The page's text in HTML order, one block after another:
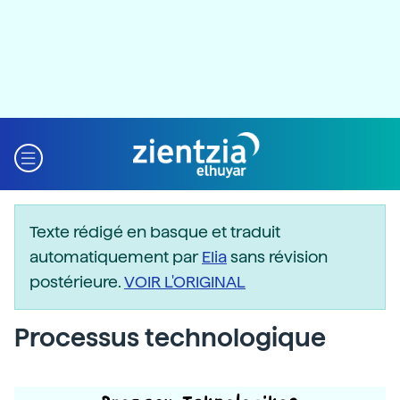
Texte rédigé en basque et traduit
automatiquement parEliasans révision
postérieure.VOIR L'ORIGINAL
Processus technologique